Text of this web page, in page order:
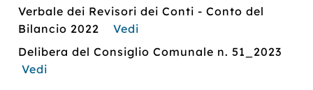
Verbale dei Revisori dei Conti - Conto del
Bilancio 2022Vedi
Delibera del Consiglio Comunale n. 51_2023
Vedi